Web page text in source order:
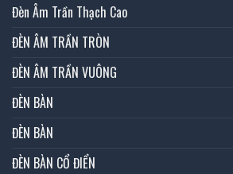
Đèn Âm Trần Thạch Cao
ĐÈN ÂM TRẦN TRÒN
ĐÈN ÂM TRẦN VUÔNG
ĐÈN BÀN
ĐÈN BÀN
ĐÈN BÀN CỔ ĐIỂN